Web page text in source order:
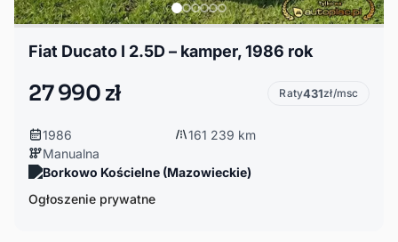
Fiat Ducato I 2.5D – kamper, 1986 rok
27 990 zł Raty431zł/msc
1986
161 239 km
Manualna
Borkowo Kościelne (Mazowieckie)
Ogłoszenie prywatne